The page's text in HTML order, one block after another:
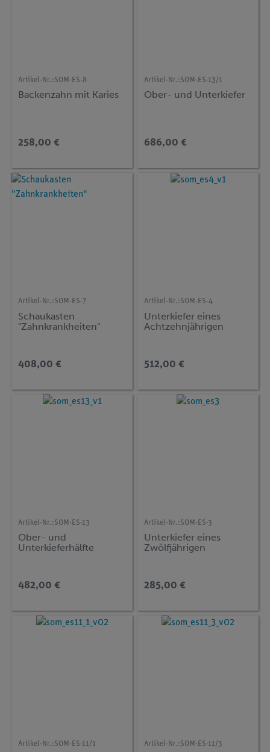
Artikel-Nr.:SOM-ES-8
Backenzahn mit Karies
258,00 €
Artikel-Nr.:SOM-ES-13/1
Ober- und Unterkiefer
686,00 €
Artikel-Nr.:SOM-ES-7
Schaukasten
"Zahnkrankheiten"
408,00 €
Artikel-Nr.:SOM-ES-4
Unterkiefer eines
Achtzehnjährigen
512,00 €
Artikel-Nr.:SOM-ES-13
Ober- und
Unterkieferhälfte
482,00 €
Artikel-Nr.:SOM-ES-3
Unterkiefer eines
Zwölfjährigen
285,00 €
Artikel-Nr.:SOM-ES-11/1 Artikel-Nr.:SOM-ES-11/3